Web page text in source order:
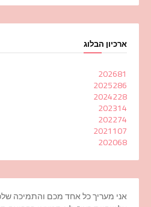
ארכיון הבלוג
202681
2025286
2024228
202314
202274
2021107
202068
אני מעריך כל אחד מכם והתמיכה